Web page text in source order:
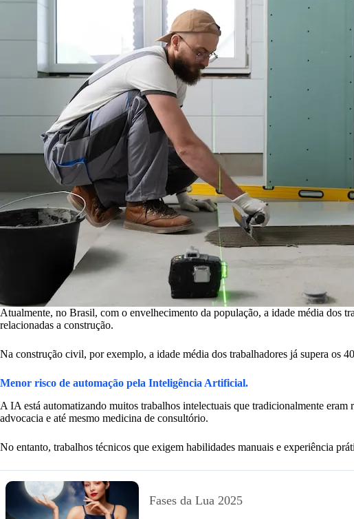
Atualmente, no Brasil, com o envelhecimento da população, a idade média dos
relacionadas a construção.
Na construção civil, por exemplo, a idade média dos trabalhadores já supera os
Menor risco de automação pela Inteligência Artificial.
A IA está automatizando muitos trabalhos intelectuais que tradicionalmente
advocacia e até mesmo medicina de consultório.
No entanto, trabalhos técnicos que exigem habilidades manuais e experiência
Fases da Lua 2025